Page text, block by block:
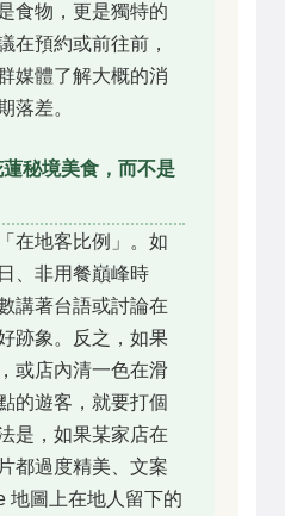
食物，更是獨特的
在預約或前往前，
媒體了解大概的消
落差。
秘境美食，而不是
在地客比例」。如
、非用餐巔峰時
講著台語或討論在
跡象。反之，如果
或店內清一色在滑
的遊客，就要打個
是，如果某家店在
都過度精美、文案
地圖上在地人留下的